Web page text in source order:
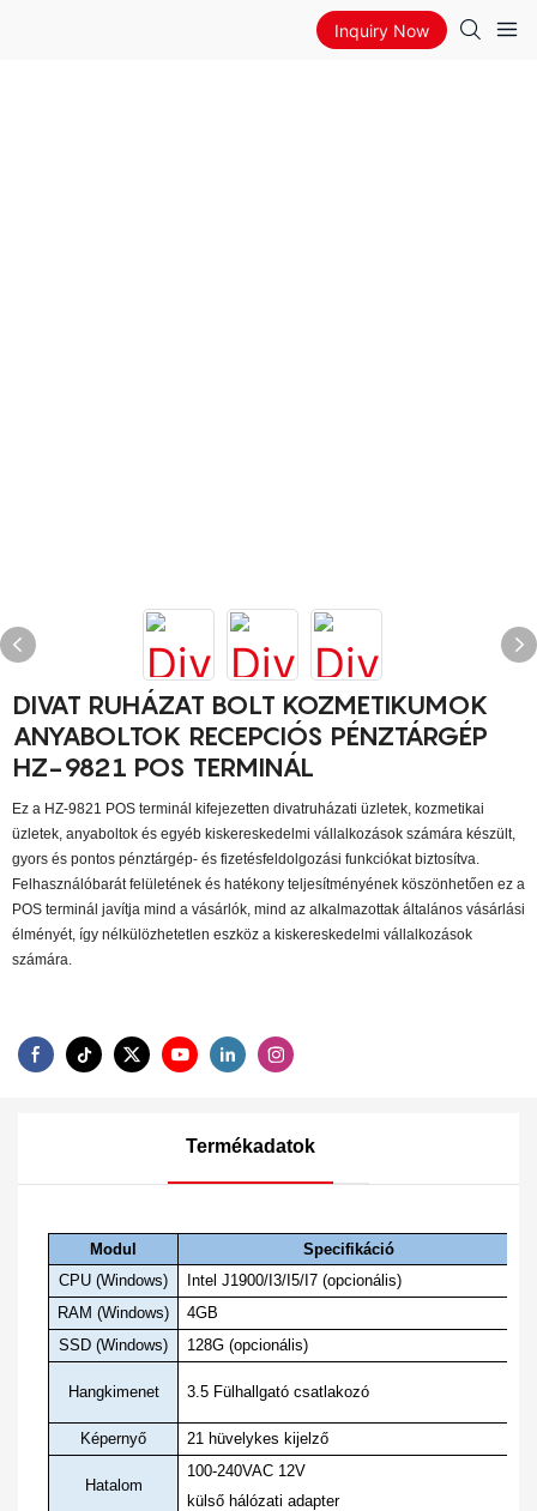
Inquiry Now
DIVAT RUHÁZAT BOLT KOZMETIKUMOK
ANYABOLTOK RECEPCIÓS PÉNZTÁRGÉP
HZ-9821 POS TERMINÁL
Ez a HZ-9821 POS terminál kifejezetten divatruházati üzletek, kozmetikai
üzletek, anyaboltok és egyéb kiskereskedelmi vállalkozások számára készült,
gyors és pontos pénztárgép- és fizetésfeldolgozási funkciókat biztosítva.
Felhasználóbarát felületének és hatékony teljesítményének köszönhetően ez a
POS terminál javítja mind a vásárlók, mind az alkalmazottak általános vásárlási
élményét, így nélkülözhetetlen eszköz a kiskereskedelmi vállalkozások
számára.
Termékadatok
Modul
Specifikáció
CPU (Windows)
Intel J1900/I3/I5/I7 (opcionális)
RAM (Windows)
4GB
SSD (Windows)
128G (opcionális)
Hangkimenet 3.5 Fülhallgató csatlakozó
Képernyő 21 hüvelykes kijelző
Hatalom
100-240VAC 12V
külső hálózati adapter